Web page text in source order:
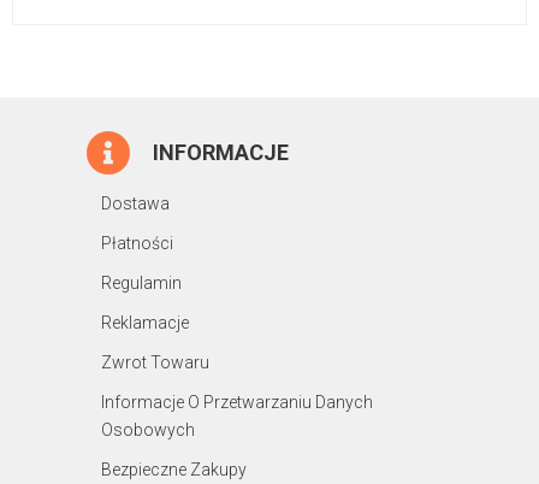
INFORMACJE
Dostawa
Płatności
Regulamin
Reklamacje
Zwrot Towaru
Informacje O Przetwarzaniu Danych
Osobowych
Bezpieczne Zakupy